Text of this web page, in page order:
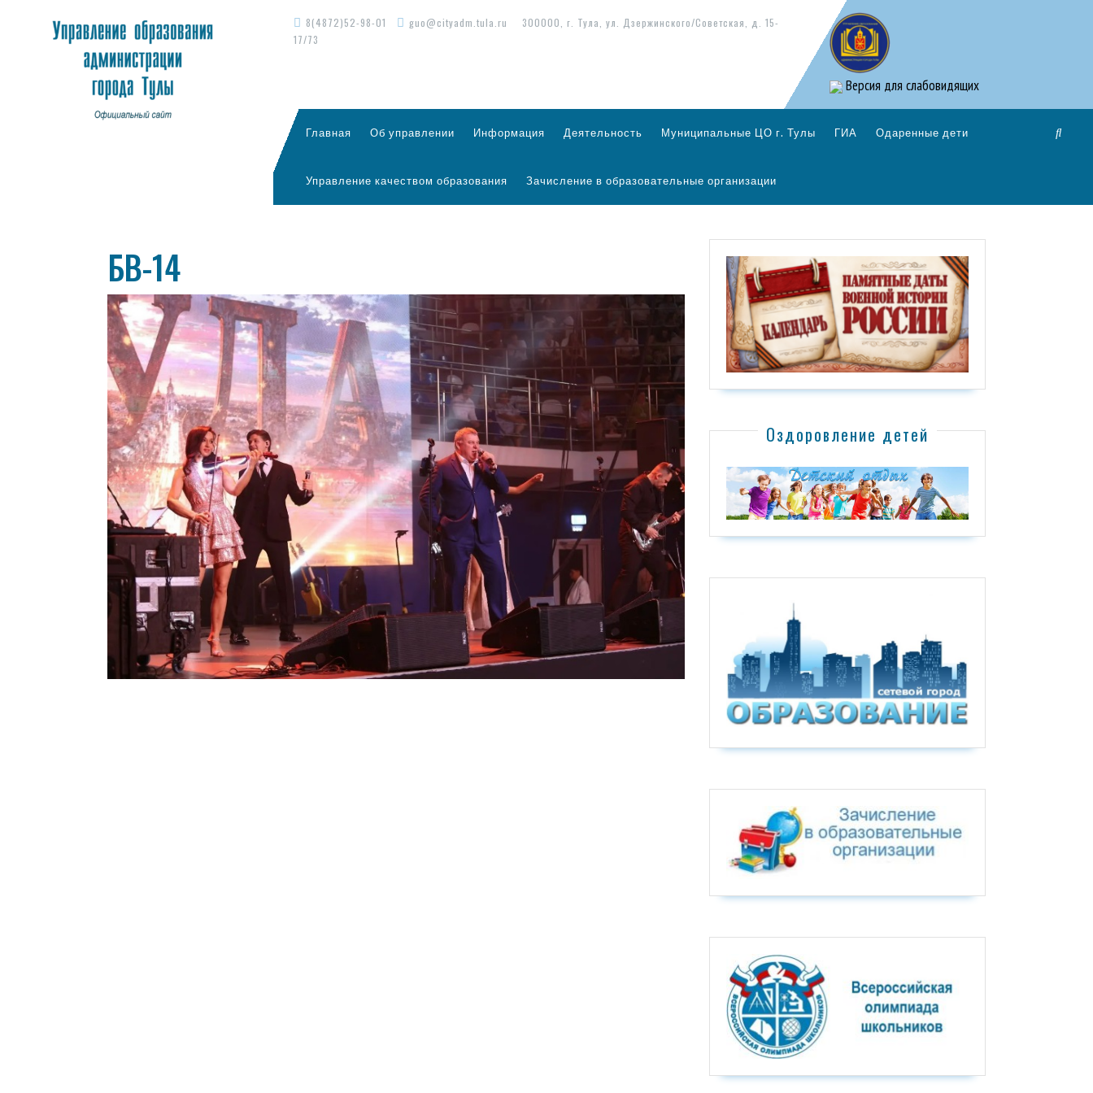
8(4872)52-98-01 guo@cityadm.tula.ru
300000, г. Тула, ул. Дзержинского/Советская, д. 15-
17/73
Версия для слабовидящих
Главная Об управлении Информация Деятельность Муниципальные ЦО г. Тулы ГИА Одаренные дети
Управление качеством образования Зачисление в образовательные организации
БВ-14
Оздоровление детей